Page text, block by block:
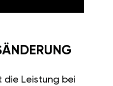
die Leistung bei